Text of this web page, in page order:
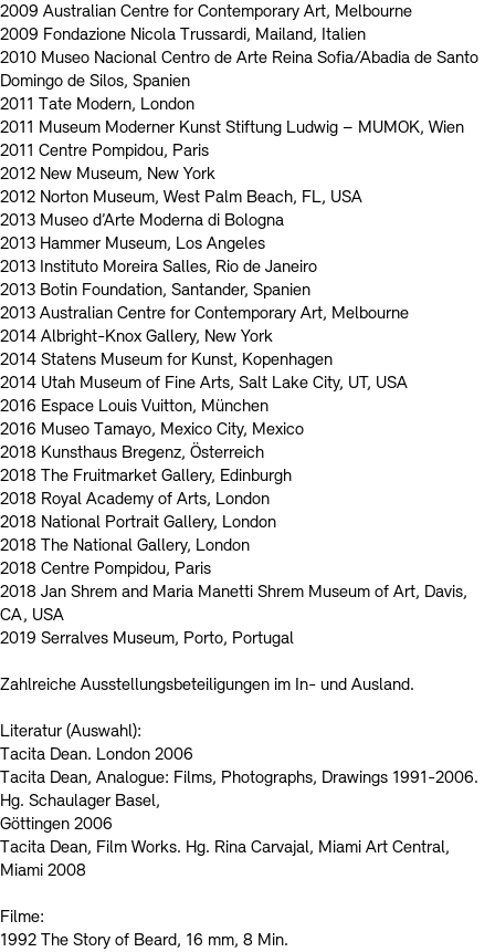
2009 Australian Centre for Contemporary Art, Melbourne
2009 Fondazione Nicola Trussardi, Mailand, Italien
2010 Museo Nacional Centro de Arte Reina Sofia/Abadia de Santo
Domingo de Silos, Spanien
2011 Tate Modern, London
2011 Museum Moderner Kunst Stiftung Ludwig – MUMOK, Wien
2011 Centre Pompidou, Paris
2012 New Museum, New York
2012 Norton Museum, West Palm Beach, FL, USA
2013 Museo d’Arte Moderna di Bologna
2013 Hammer Museum, Los Angeles
2013 Instituto Moreira Salles, Rio de Janeiro
2013 Botin Foundation, Santander, Spanien
2013 Australian Centre for Contemporary Art, Melbourne
2014 Albright-Knox Gallery, New York
2014 Statens Museum for Kunst, Kopenhagen
2014 Utah Museum of Fine Arts, Salt Lake City, UT, USA
2016 Espace Louis Vuitton, München
2016 Museo Tamayo, Mexico City, Mexico
2018 Kunsthaus Bregenz, Österreich
2018 The Fruitmarket Gallery, Edinburgh
2018 Royal Academy of Arts, London
2018 National Portrait Gallery, London
2018 The National Gallery, London
2018 Centre Pompidou, Paris
2018 Jan Shrem and Maria Manetti Shrem Museum of Art, Davis,
CA, USA
2019 Serralves Museum, Porto, Portugal
Zahlreiche Ausstellungsbeteiligungen im In- und Ausland.
Literatur (Auswahl):
Tacita Dean. London 2006
Tacita Dean, Analogue: Films, Photographs, Drawings 1991-2006.
Hg. Schaulager Basel,
Göttingen 2006
Tacita Dean, Film Works. Hg. Rina Carvajal, Miami Art Central,
Miami 2008
Filme:
1992 The Story of Beard, 16 mm, 8 Min.